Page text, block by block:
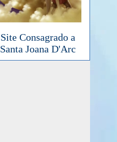
Site Consagrado a
Santa Joana D'Arc